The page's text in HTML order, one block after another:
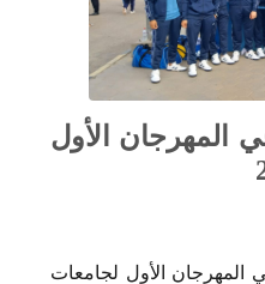
المهرجان الأول
المهرجان الأول لجامعات